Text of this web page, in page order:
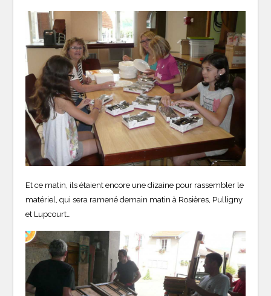
Et ce matin, ils étaient encore une dizaine pour rassembler le
matériel, qui sera ramené demain matin à Rosières, Pulligny
et Lupcourt…